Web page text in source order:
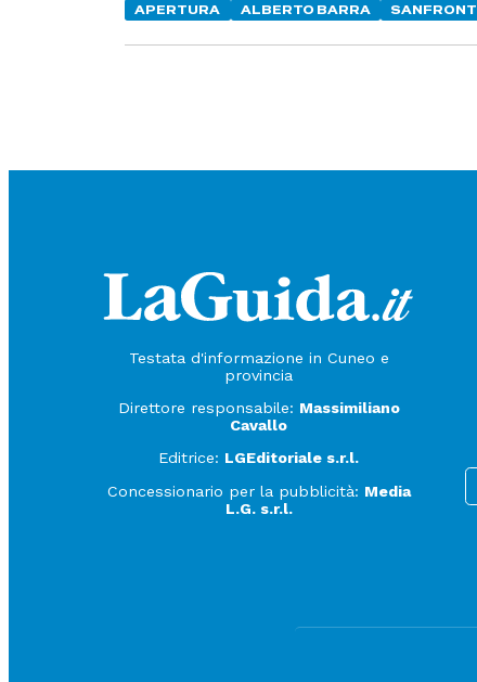
APERTURA ALBERTO BARRA SANFRONT
Testata d'informazione in Cuneo e
provincia
Direttore responsabile: Massimiliano
Cavallo
Editrice: LGEditoriale s.r.l.
Concessionario per la pubblicità: Media
L.G. s.r.l.